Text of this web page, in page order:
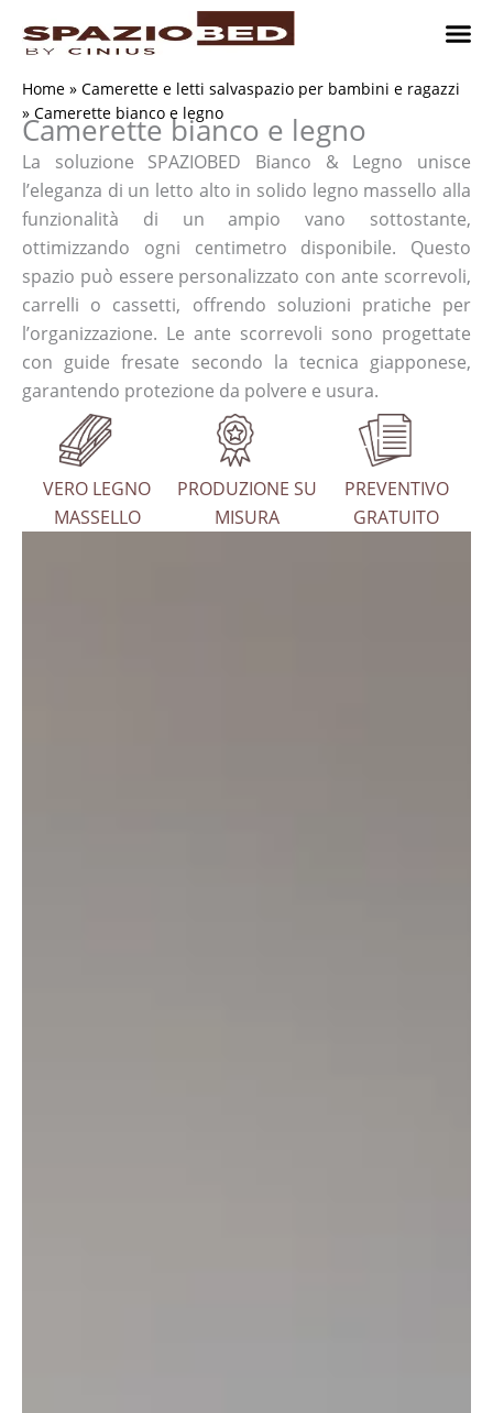
Home » Camerette e letti salvaspazio per bambini e ragazzi
» Camerette bianco e legno
Camerette bianco e legno
La soluzione SPAZIOBED Bianco & Legno unisce
l’eleganza di un letto alto in solido legno massello alla
funzionalità di un ampio vano sottostante,
ottimizzando ogni centimetro disponibile. Questo
spazio può essere personalizzato con ante scorrevoli,
carrelli o cassetti, offrendo soluzioni pratiche per
l’organizzazione. Le ante scorrevoli sono progettate
con guide fresate secondo la tecnica giapponese,
garantendo protezione da polvere e usura.
VERO LEGNO
MASSELLO
PRODUZIONE SU
MISURA
PREVENTIVO
GRATUITO